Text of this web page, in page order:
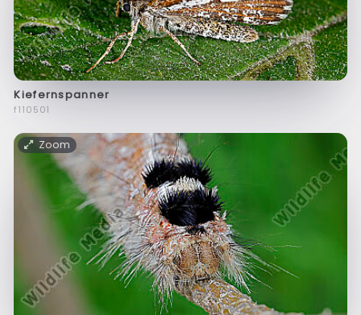
Kiefernspanner
f110501
Zoom